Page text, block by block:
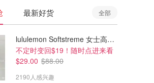
最新好货 全部
lululemon Softstreme 女士高腰短裤 10cm
不定时变回$19！随时点进来看
$29.00 $88.00
2190人感兴趣